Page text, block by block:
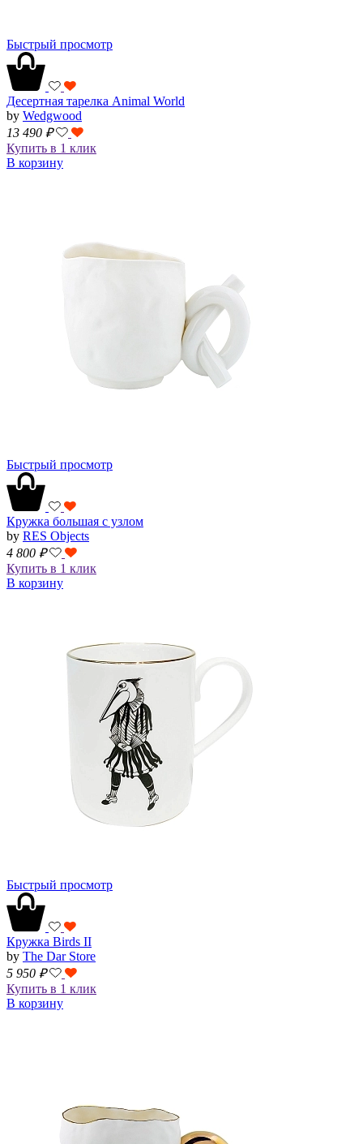
Быстрый просмотр
Десертная тарелка Animal World
by Wedgwood
13 490 ₽
Купить в 1 клик
В корзину
Быстрый просмотр
Кружка большая с узлом
by RES Objects
4 800 ₽
Купить в 1 клик
В корзину
Быстрый просмотр
Кружка Birds II
by The Dar Store
5 950 ₽
Купить в 1 клик
В корзину